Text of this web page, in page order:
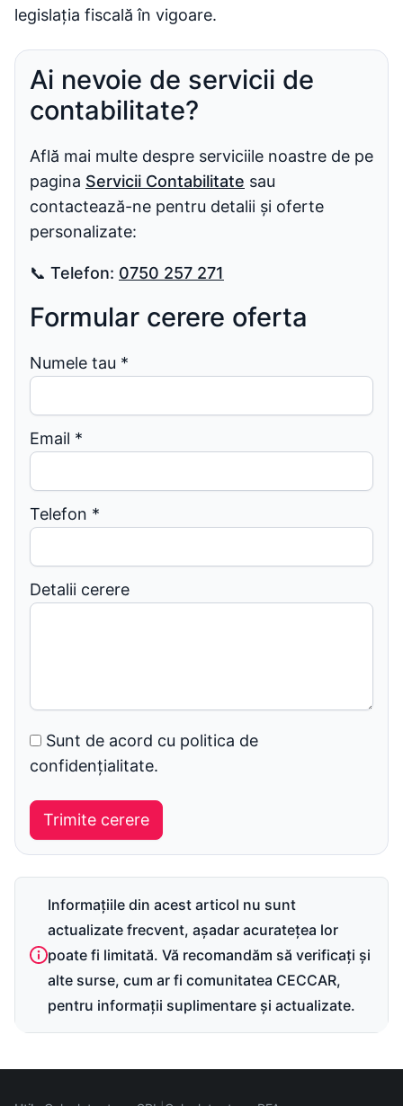
legislația fiscală în vigoare.
Ai nevoie de servicii de
contabilitate?
Află mai multe despre serviciile noastre de pe
pagina Servicii Contabilitate sau
contactează-ne pentru detalii și oferte
personalizate:
📞 Telefon: 0750 257 271
Formular cerere oferta
Numele tau *
Email *
Telefon *
Detalii cerere
Sunt de acord cu politica de
confidențialitate.
Informațiile din acest articol nu sunt
actualizate frecvent, așadar acuratețea lor
poate fi limitată. Vă recomandăm să verificați și
alte surse, cum ar fi comunitatea CECCAR,
pentru informații suplimentare și actualizate.